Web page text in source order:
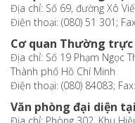
Địa chỉ: Số 69, đường Xô
Điện thoại: (080) 51 301;
Cơ quan Thường
Địa chỉ: Số 19 Phạm Ngọc
Thành phố Hồ Chí Minh
Điện thoại: (080) 84083;
Văn phòng đại diện